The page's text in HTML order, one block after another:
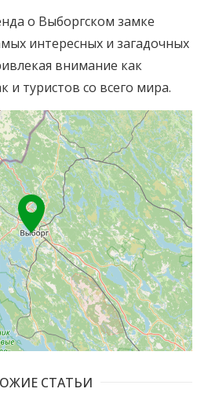
о Выборгском замке
интересных и загадочных
внимание как
и туристов со всего мира.
СТАТЬИ